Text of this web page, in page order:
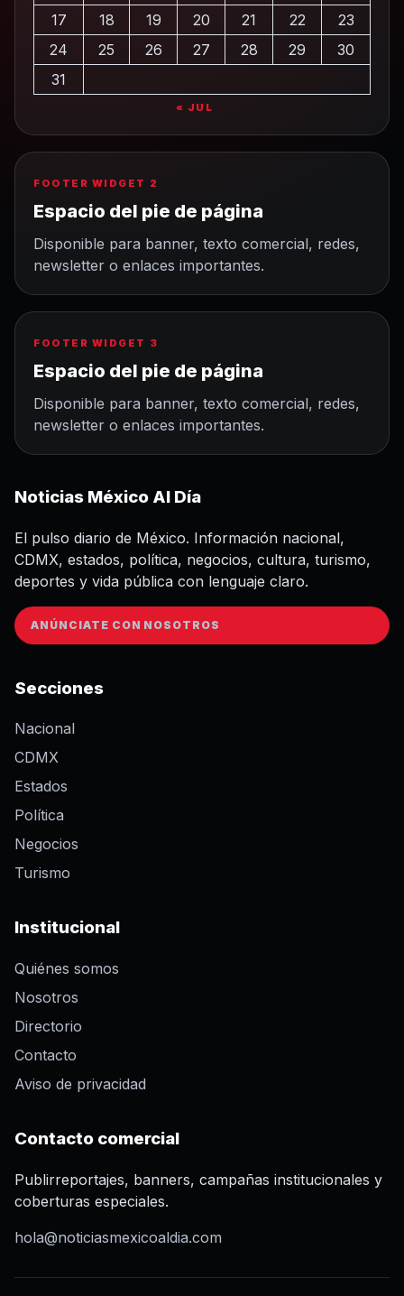
17
18 19 20 21 22
23
24
25 26 27 28 29
30
31
« JUL
FOOTER WIDGET 2
Espacio del pie de página
Disponible para banner, texto comercial, redes,
newsletter o enlaces importantes.
FOOTER WIDGET 3
Espacio del pie de página
Disponible para banner, texto comercial, redes,
newsletter o enlaces importantes.
Noticias México Al Día
El pulso diario de México. Información nacional,
CDMX, estados, política, negocios, cultura, turismo,
deportes y vida pública con lenguaje claro.
ANÚNCIATE CON NOSOTROS
Secciones
Nacional
CDMX
Estados
Política
Negocios
Turismo
Institucional
Quiénes somos
Nosotros
Directorio
Contacto
Aviso de privacidad
Contacto comercial
Publirreportajes, banners, campañas institucionales y
coberturas especiales.
hola@noticiasmexicoaldia.com